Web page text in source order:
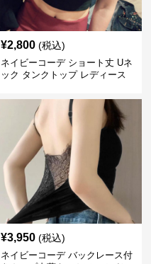
¥2,800 (税込)
ネイビーコーデ ショート丈 Uネ
ック タンクトップ レディース
¥3,950 (税込)
ネイビーコーデ バックレース付